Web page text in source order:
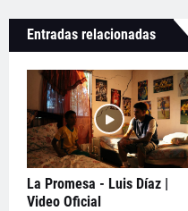
Entradas relacionadas
La Promesa - Luis Díaz |
Video Oficial